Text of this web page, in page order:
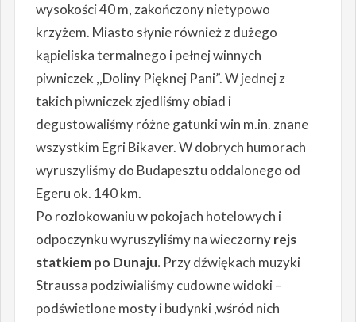
wysokości 40 m, zakończony nietypowo
krzyżem. Miasto słynie również z dużego
kąpieliska termalnego i pełnej winnych
piwniczek ,,Doliny Pięknej Pani”. W jednej z
takich piwniczek zjedliśmy obiad i
degustowaliśmy różne gatunki win m.in. znane
wszystkim Egri Bikaver. W dobrych humorach
wyruszyliśmy do Budapesztu oddalonego od
Egeru ok. 140 km.
Po rozlokowaniu w pokojach hotelowych i
odpoczynku wyruszyliśmy na wieczornyrejs
statkiem po Dunaju.Przy dźwiękach muzyki
Straussa podziwialiśmy cudowne widoki –
podświetlone mosty i budynki ,wśród nich